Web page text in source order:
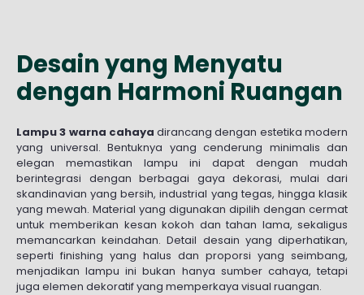
Desain yang Menyatu
dengan Harmoni Ruangan
Lampu 3 warna cahaya dirancang dengan estetika modern
yang universal. Bentuknya yang cenderung minimalis dan
elegan memastikan lampu ini dapat dengan mudah
berintegrasi dengan berbagai gaya dekorasi, mulai dari
skandinavian yang bersih, industrial yang tegas, hingga klasik
yang mewah. Material yang digunakan dipilih dengan cermat
untuk memberikan kesan kokoh dan tahan lama, sekaligus
memancarkan keindahan. Detail desain yang diperhatikan,
seperti finishing yang halus dan proporsi yang seimbang,
menjadikan lampu ini bukan hanya sumber cahaya, tetapi
juga elemen dekoratif yang memperkaya visual ruangan.